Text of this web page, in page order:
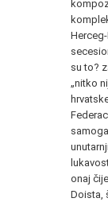
su to?
„nitko
onaj
Doista,